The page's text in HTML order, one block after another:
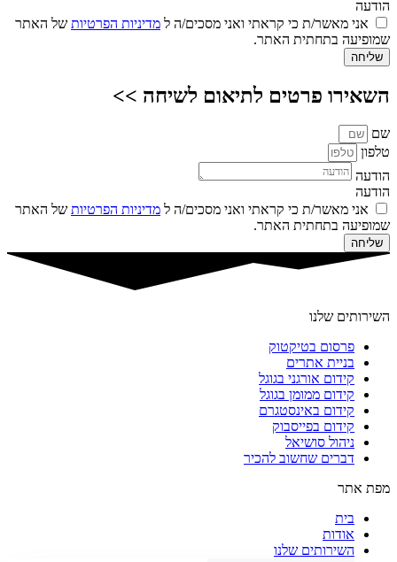
הודעה
אני מאשר/ת כי קראתי ואני מסכים/ה ל מדיניות הפרטיות של האתר
שמופיעה בתחתית האתר.
שליחה
השאירו פרטים לתיאום לשיחה >>
שם
טלפון
הודעה
הודעה
אני מאשר/ת כי קראתי ואני מסכים/ה ל מדיניות הפרטיות של האתר
שמופיעה בתחתית האתר.
שליחה
השירותים שלנו
פרסום בטיקטוק
בניית אתרים
קידום אורגני בגוגל
קידום ממומן בגוגל
קידום באינסטגרם
קידום בפייסבוק
ניהול סושיאל
דברים שחשוב להכיר
מפת אתר
בית
אודות
השירותים שלנו